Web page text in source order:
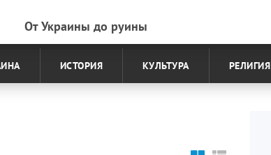
От Украины до руины
ИСТОРИЯ КУЛЬТУРА РЕЛИГИЯ